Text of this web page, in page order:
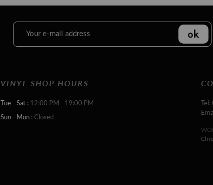
VINYL SHOP HOURS
Tue - Sat : 12:00 PM - 19:00 PM
Sun - Mon : Closed